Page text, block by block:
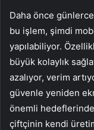
Daha önce
bu işlem, şimdi
yapılabiliyor.
büyük kolaylık
azalıyor, verim
güvenle yeniden
önemli
çiftçinin kendi